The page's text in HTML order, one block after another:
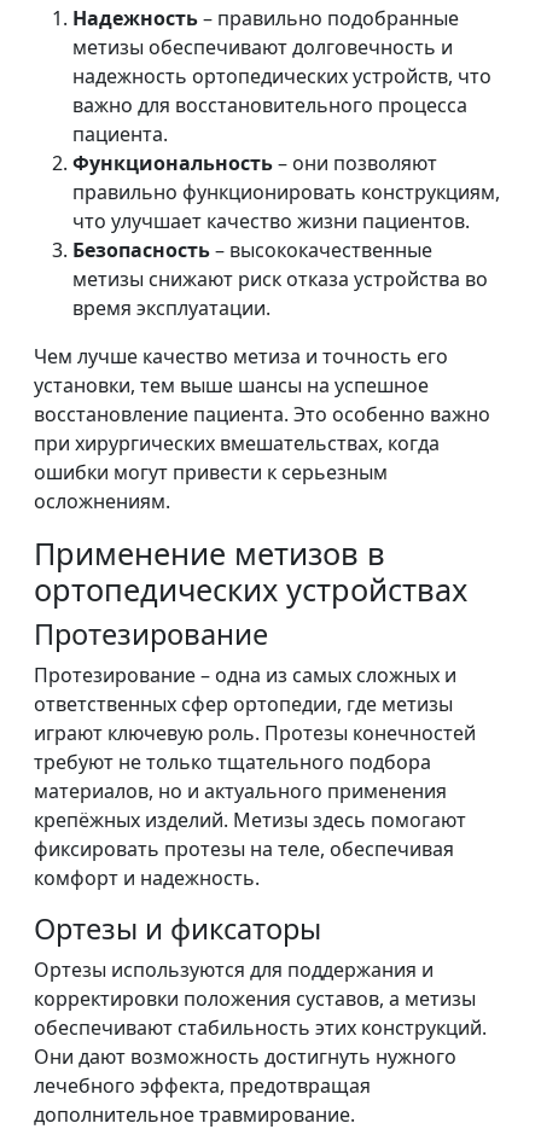
Надежность– правильно подобранные
метизы обеспечивают долговечность и
надежность ортопедических устройств, что
важно для восстановительного процесса
пациента.
Функциональность– они позволяют
правильно функционировать конструкциям,
что улучшает качество жизни пациентов.
Безопасность– высококачественные
метизы снижают риск отказа устройства во
время эксплуатации.
Чем лучше качество метиза и точность его
установки, тем выше шансы на успешное
восстановление пациента. Это особенно важно
при хирургических вмешательствах, когда
ошибки могут привести к серьезным
осложнениям.
Применение метизов в
ортопедических устройствах
Протезирование
Протезирование – одна из самых сложных и
ответственных сфер ортопедии, где метизы
играют ключевую роль. Протезы конечностей
требуют не только тщательного подбора
материалов, но и актуального применения
крепёжных изделий. Метизы здесь помогают
фиксировать протезы на теле, обеспечивая
комфорт и надежность.
Ортезы и фиксаторы
Ортезы используются для поддержания и
корректировки положения суставов, а метизы
обеспечивают стабильность этих конструкций.
Они дают возможность достигнуть нужного
лечебного эффекта, предотвращая
дополнительное травмирование.